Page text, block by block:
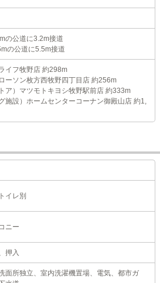
の公道に3.2m接道
の公道に5.5m接道
イフ牧野店 約298m
ーソン枚方西牧野四丁目店 約256m
ア）マツモトキヨシ牧野駅前店 約333m
施設）ホームセンターコーナン御殿山店 約1,
イレ別
ニー
押入
面所独立、室内洗濯機置場、電気、都市ガ